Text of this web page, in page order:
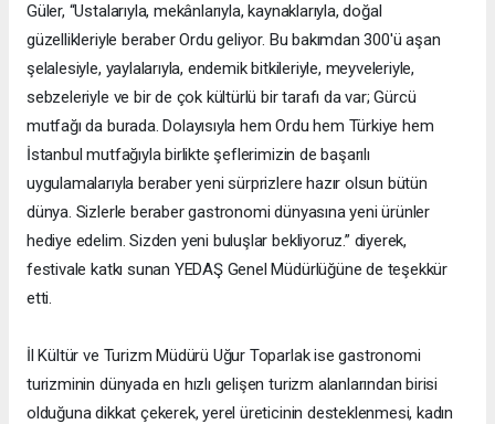
Güler, “Ustalarıyla, mekânlarıyla, kaynaklarıyla, doğal
güzellikleriyle beraber Ordu geliyor. Bu bakımdan 300'ü aşan
şelalesiyle, yaylalarıyla, endemik bitkileriyle, meyveleriyle,
sebzeleriyle ve bir de çok kültürlü bir tarafı da var; Gürcü
mutfağı da burada. Dolayısıyla hem Ordu hem Türkiye hem
İstanbul mutfağıyla birlikte şeflerimizin de başarılı
uygulamalarıyla beraber yeni sürprizlere hazır olsun bütün
dünya. Sizlerle beraber gastronomi dünyasına yeni ürünler
hediye edelim. Sizden yeni buluşlar bekliyoruz.” diyerek,
festivale katkı sunan YEDAŞ Genel Müdürlüğüne de teşekkür
etti.
İl Kültür ve Turizm Müdürü Uğur Toparlak ise gastronomi
turizminin dünyada en hızlı gelişen turizm alanlarından birisi
olduğuna dikkat çekerek, yerel üreticinin desteklenmesi, kadın